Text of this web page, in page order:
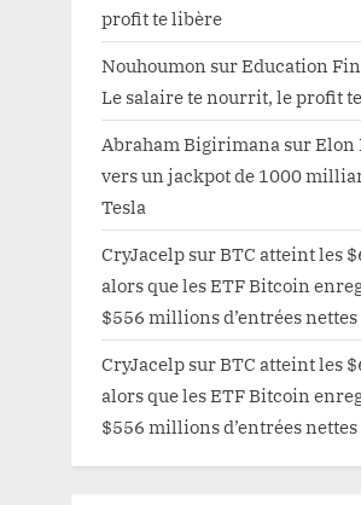
profit te libère
Nouhoumon surEducation
Le salaire te nourrit, le profit
Abraham Bigirimana surElon
vers un jackpot de 1000
Tesla
CryJacelp surBTC atteint les
alors que les ETF Bitcoin
$556 millions d’entrées
CryJacelp surBTC atteint les
alors que les ETF Bitcoin
$556 millions d’entrées